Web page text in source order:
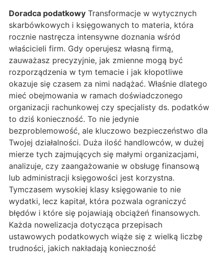
Doradca podatkowy Transformacje w wytycznych
skarbówkowych i księgowanych to materia, która
rocznie nastręcza intensywne doznania wśród
właścicieli firm. Gdy operujesz własną firmą,
zauważasz precyzyjnie, jak zmienne mogą być
rozporządzenia w tym temacie i jak kłopotliwe
okazuje się czasem za nimi nadążać. Właśnie dlatego
mieć obejmowania w ramach doświadczonego
organizacji rachunkowej czy specjalisty ds. podatków
to dziś konieczność. To nie jedynie
bezproblemowość, ale kluczowo bezpieczeństwo dla
Twojej działalności. Duża ilość handlowców, w dużej
mierze tych zajmujących się małymi organizacjami,
analizuje, czy zaangażowanie w obsługę finansową
lub administracji księgowości jest korzystna.
Tymczasem wysokiej klasy księgowanie to nie
wydatki, lecz kapitał, która pozwala ograniczyć
błędów i które się pojawiają obciążeń finansowych.
Każda nowelizacja dotycząca przepisach
ustawowych podatkowych wiąże się z wielką liczbę
trudności, jakich nakładają konieczność